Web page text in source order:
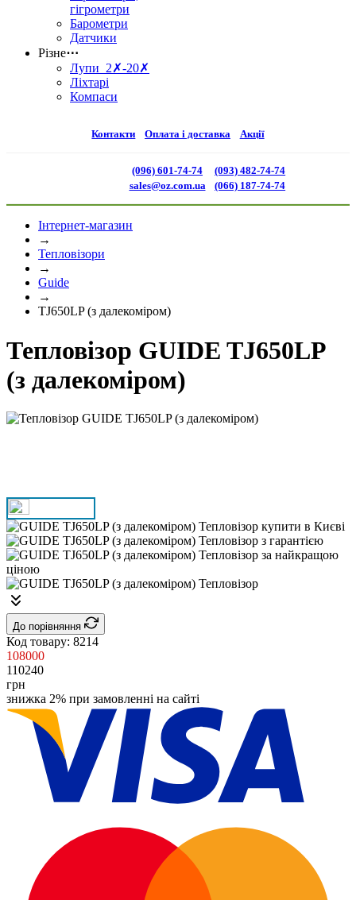
гігрометри
Барометри
Датчики
Різне⋯
Лупи 2✗-20✗
Ліхтарі
Компаси
Контакти Оплата і доставка Акції
(096) 601-74-74
sales@oz.com.ua
(093) 482-74-74
(066) 187-74-74
Інтернет-магазин
→
Тепловізори
→
Guide
→
TJ650LP (з далекоміром)
Тепловізор GUIDE TJ650LP
(з далекоміром)
До порівняння
Код товару: 8214
108000
110240
грн
знижка 2% при замовленні на сайті